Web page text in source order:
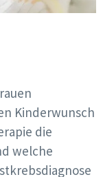
Kinderwunsch
die
welche